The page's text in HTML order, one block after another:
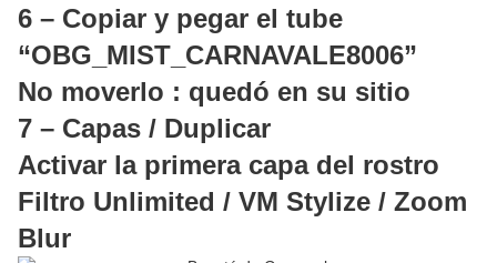
6 – Copiar y pegar el tube
“OBG_MIST_CARNAVALE8006”
No moverlo : quedó en su sitio
7 – Capas / Duplicar
Activar la primera capa del rostro
Filtro Unlimited / VM Stylize / Zoom
Blur